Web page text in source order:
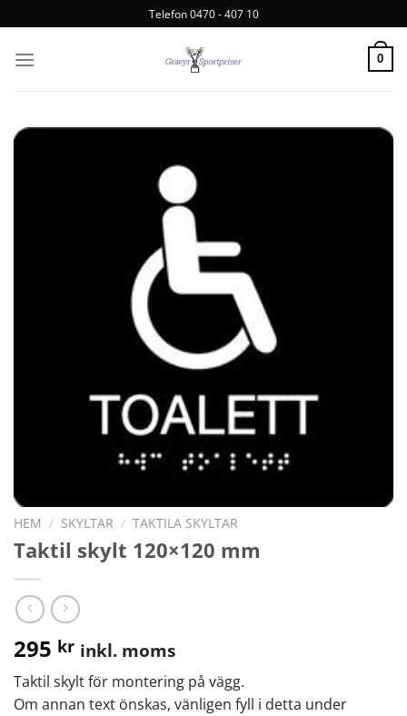
Telefon 0470 - 407 10
0
HEM / SKYLTAR / TAKTILA SKYLTAR
Taktil skylt 120×120 mm
295 kr inkl. moms
Taktil skylt för montering på vägg.
Om annan text önskas, vänligen fyll i detta under